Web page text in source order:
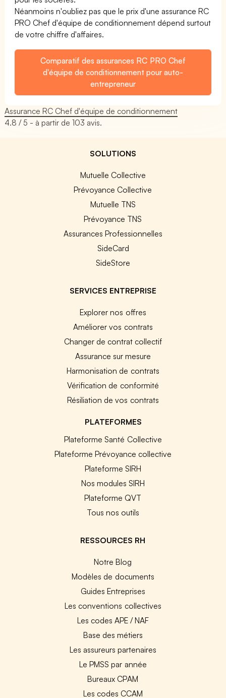
Néanmoins n'oubliez pas que le prix d'une assurance RC
PRO Chef d'équipe de conditionnement dépend surtout
de votre chiffre d'affaires.
Comparatif des assurances RC PRO Chef
d'équipe de conditionnement pour auto-
entrepreneur
Assurance RC Chef d'équipe de conditionnement
4.8 / 5 - à partir de103 avis.
SOLUTIONS
Mutuelle Collective
Prévoyance Collective
Mutuelle TNS
Prévoyance TNS
Assurances Professionnelles
SideCard
SideStore
SERVICES ENTREPRISE
Explorer nos offres
Améliorer vos contrats
Changer de contrat collectif
Assurance sur mesure
Harmonisation de contrats
Vérification de conformité
Résiliation de vos contrats
PLATEFORMES
Plateforme Santé Collective
Plateforme Prévoyance collective
Plateforme SIRH
Nos modules SIRH
Plateforme QVT
Tous nos outils
RESSOURCES RH
Notre Blog
Modèles de documents
Guides Entreprises
Les conventions collectives
Les codes APE / NAF
Base des métiers
Les assureurs partenaires
Le PMSS par année
Bureaux CPAM
Les codes CCAM